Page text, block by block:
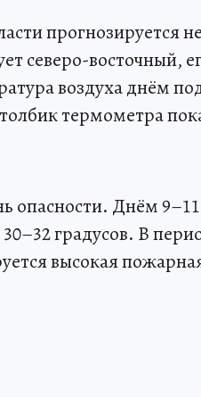
прогнозируется
северо-восточный,
воздуха днём
термометра
опасности. Днём
градусов. В
высокая